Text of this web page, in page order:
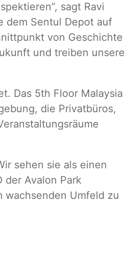
sagt Ravi
dem Sentul Depot auf
von Geschichte
und treiben unsere
Das 5th Floor Malaysia
die Privatbüros,
sehen sie als einen
der Avalon Park
wachsenden Umfeld zu